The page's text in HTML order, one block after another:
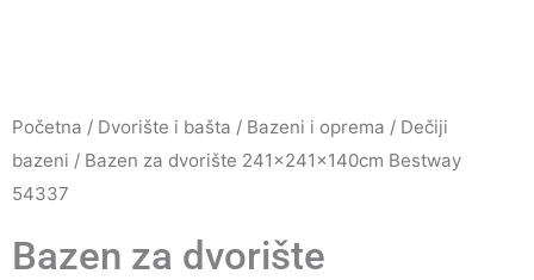
Početna / Dvorište i bašta / Bazeni i oprema / Dečiji
bazeni / Bazen za dvorište 241x241x140cm Bestway
54337
Bazen za dvorište